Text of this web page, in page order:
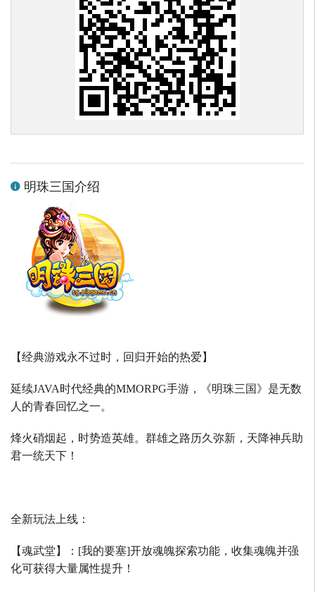
明珠三国介绍
【经典游戏永不过时，回归开始的热爱】
延续JAVA时代经典的MMORPG手游，《明珠三国》是无数
人的青春回忆之一。
烽火硝烟起，时势造英雄。群雄之路历久弥新，天降神兵助
君一统天下！
全新玩法上线：
【魂武堂】： [我的要塞]开放魂魄探索功能，收集魂魄并强
化可获得大量属性提升！